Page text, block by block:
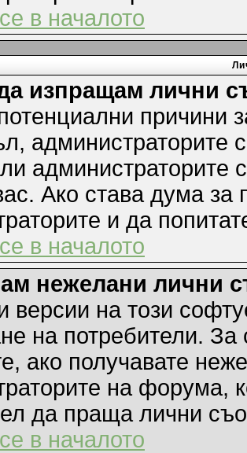
в началото
изпращам лични
причини
администраторите
Ако става дума за
и да
в началото
нежелани лични
версии на този
на потребители.
ако получавате
на форума,
да праща лични
в началото